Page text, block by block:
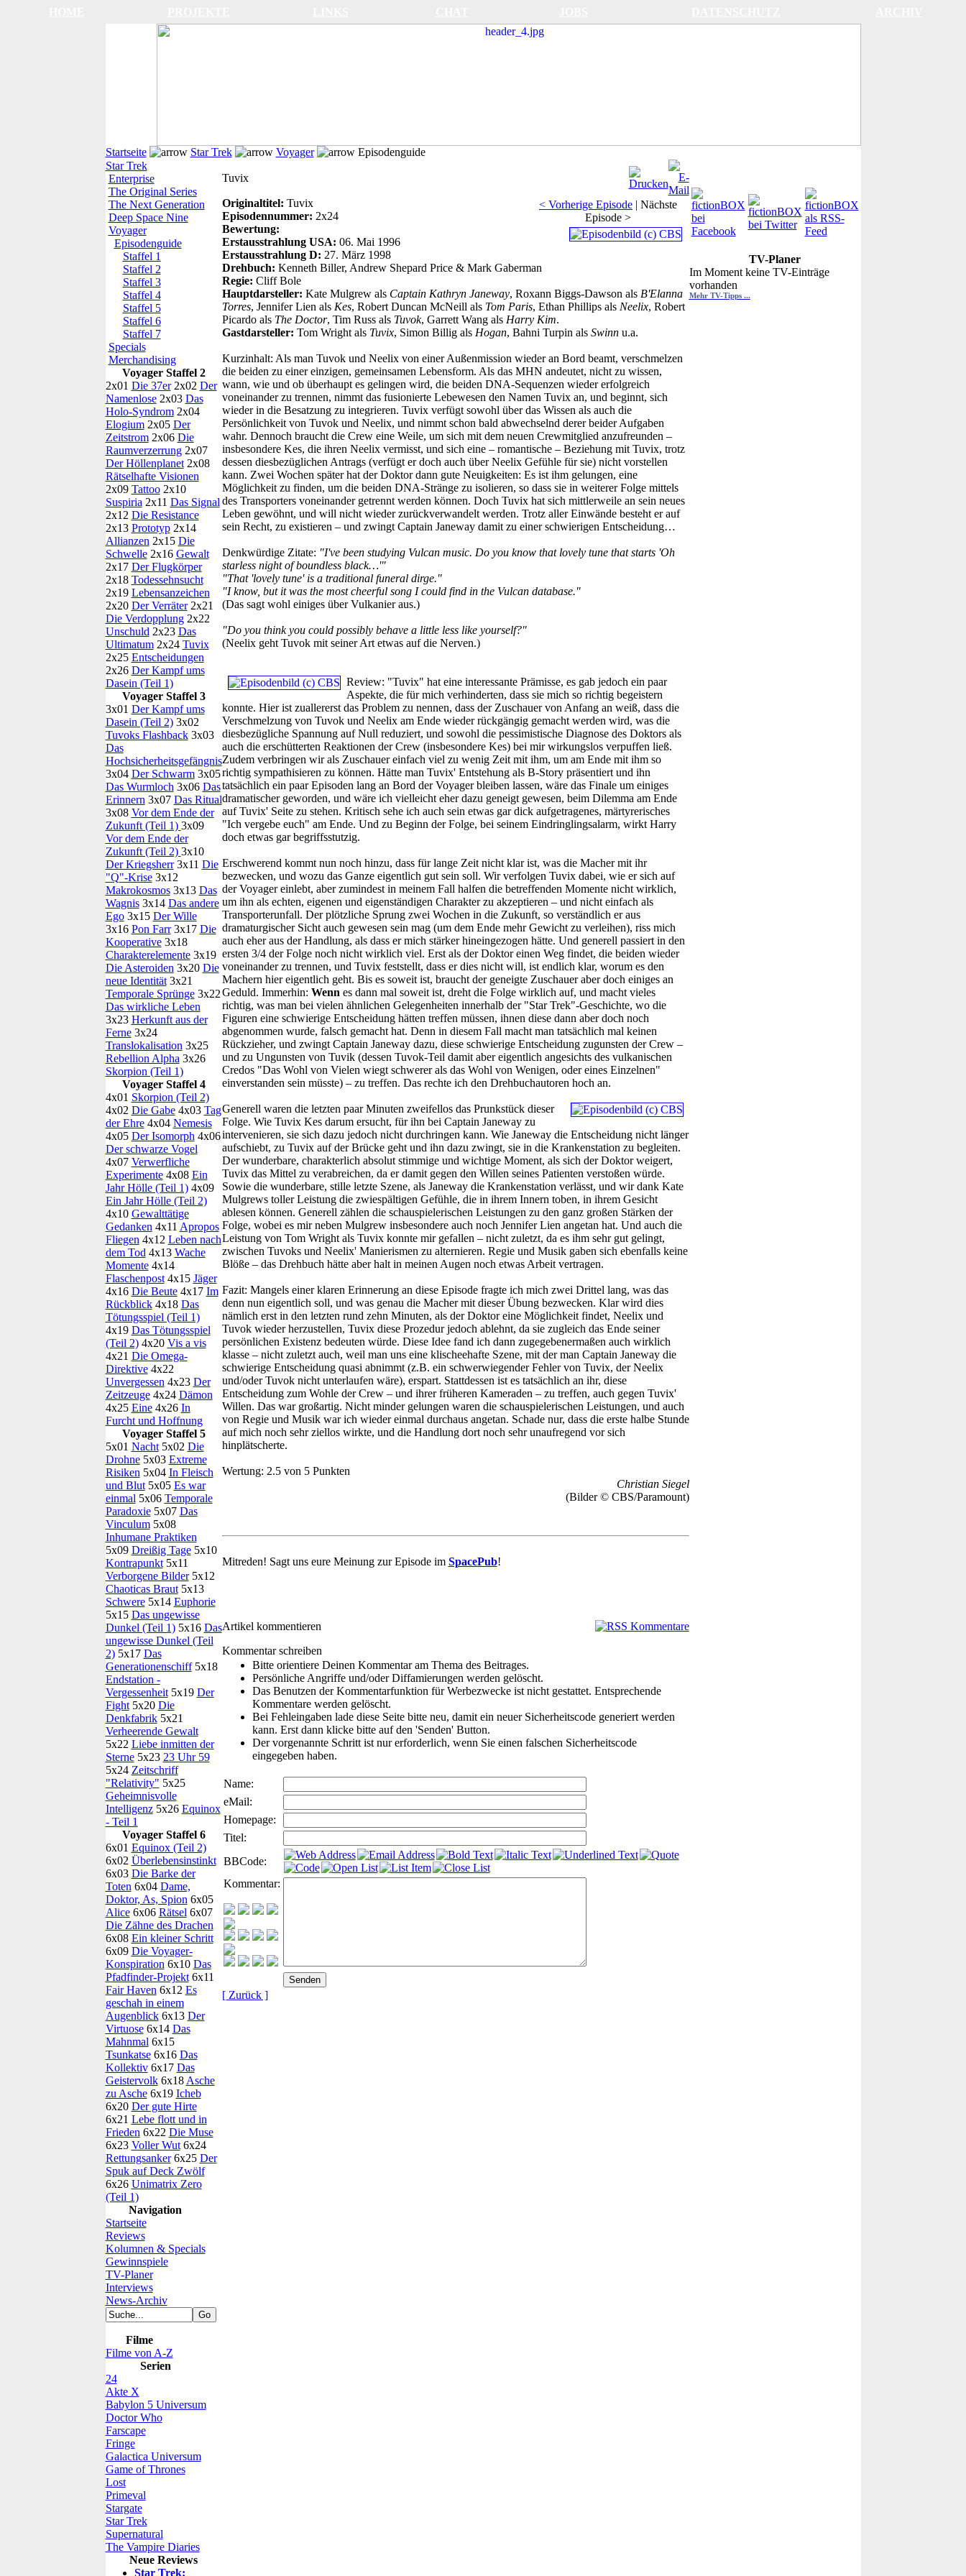
Startseite Star Trek Voyager
Episodenguide
Star Trek
Enterprise
The Original Series
The Next Generation
Deep Space Nine
Voyager
Episodenguide
Staffel 1
Staffel 2
Staffel 3
Staffel 4
Staffel 5
Staffel 6
Staffel 7
Specials
Merchandising
Voyager Staffel 2
2x01 Die 37er2x02 Der
Namenlose2x03 Das
Holo-Syndrom2x04
Elogium2x05 Der
Zeitstrom2x06 Die
Raumverzerrung2x07
Der Höllenplanet2x08
Rätselhafte Visionen
2x09 Tattoo2x10
Suspiria 2x11 Das Signal
2x12 Die Resistance
2x13 Prototyp2x14
Allianzen 2x15 Die
Schwelle2x16 Gewalt
2x17 Der Flugkörper
2x18 Todessehnsucht
2x19 Lebensanzeichen
2x20 Der Verräter2x21
Die Verdopplung2x22
Unschuld 2x23 Das
Ultimatum2x24 Tuvix
2x25 Entscheidungen
2x26 Der Kampf ums
Dasein (Teil 1)
Voyager Staffel 3
3x01 Der Kampf ums
Dasein (Teil 2)3x02
Tuvoks Flashback3x03
Das
Hochsicherheitsgefängnis
3x04 Der Schwarm3x05
Das Wurmloch 3x06 Das
Erinnern 3x07 Das Ritual
3x08 Vor dem Ende der
Zukunft (Teil 1) 3x09
Vor dem Ende der
Zukunft (Teil 2) 3x10
Der Kriegsherr3x11 Die
"Q"-Krise3x12
Makrokosmos3x13 Das
Wagnis3x14 Das andere
Ego3x15 Der Wille
3x16 Pon Farr3x17 Die
Kooperative3x18
Charakterelemente3x19
Die Asteroiden 3x20 Die
neue Identität3x21
Temporale Sprünge3x22
Das wirkliche Leben
3x23 Herkunft aus der
Ferne3x24
Translokalisation 3x25
Rebellion Alpha 3x26
Skorpion (Teil 1)
Voyager Staffel 4
4x01 Skorpion (Teil 2)
4x02 Die Gabe4x03 Tag
der Ehre4x04 Nemesis
4x05 Der Isomorph 4x06
Der schwarze Vogel
4x07 Verwerfliche
Experimente4x08 Ein
Jahr Hölle (Teil 1)4x09
Ein Jahr Hölle (Teil 2)
4x10 Gewalttätige
Gedanken 4x11 Apropos
Fliegen 4x12 Leben nach
dem Tod 4x13 Wache
Momente4x14
Flaschenpost4x15 Jäger
4x16 Die Beute4x17 Im
Rückblick4x18 Das
Tötungsspiel (Teil 1)
4x19 Das Tötungsspiel
(Teil 2)4x20 Vis a vis
4x21 Die Omega-
Direktive4x22
Unvergessen 4x23 Der
Zeitzeuge4x24 Dämon
4x25 Eine4x26 In
Furcht und Hoffnung
Voyager Staffel 5
5x01 Nacht5x02 Die
Drohne5x03 Extreme
Risiken 5x04 In Fleisch
und Blut5x05 Es war
einmal 5x06 Temporale
Paradoxie5x07 Das
Vinculum5x08
Inhumane Praktiken
5x09 Dreißig Tage5x10
Kontrapunkt5x11
Verborgene Bilder5x12
Chaoticas Braut5x13
Schwere5x14 Euphorie
5x15 Das ungewisse
Dunkel (Teil 1)5x16 Das
ungewisse Dunkel (Teil
2)5x17 Das
Generationenschiff5x18
Endstation -
Vergessenheit5x19 Der
Fight5x20 Die
Denkfabrik5x21
Verheerende Gewalt
5x22 Liebe inmitten der
Sterne5x23 23 Uhr 59
5x24 Zeitschriff
"Relativity" 5x25
Geheimnisvolle
Intelligenz5x26 Equinox
- Teil 1
Voyager Staffel 6
6x01 Equinox (Teil 2)
6x02 Überlebensinstinkt
6x03 Die Barke der
Toten 6x04 Dame,
Doktor, As, Spion 6x05
Alice6x06 Rätsel 6x07
Die Zähne des Drachen
6x08 Ein kleiner Schritt
6x09 Die Voyager-
Konspiration 6x10 Das
Pfadfinder-Projekt6x11
Fair Haven 6x12 Es
geschah in einem
Augenblick6x13 Der
Virtuose6x14 Das
Mahnmal 6x15
Tsunkatse6x16 Das
Kollektiv6x17 Das
Geistervolk6x18 Asche
zu Asche6x19 Icheb
6x20 Der gute Hirte
6x21 Lebe flott und in
Frieden 6x22 Die Muse
6x23 Voller Wut6x24
Rettungsanker6x25 Der
Spuk auf Deck Zwölf
6x26 Unimatrix Zero
(Teil 1)
Navigation
Startseite
Reviews
Kolumnen & Specials
Gewinnspiele
TV-Planer
Interviews
News-Archiv
Filme
Filme von A-Z
Serien
24
Akte X
Babylon 5 Universum
Doctor Who
Farscape
Fringe
Galactica Universum
Game of Thrones
Lost
Primeval
Stargate
Star Trek
Supernatural
The Vampire Diaries
Neue Reviews
Star Trek:
Tuvix
< Vorherige Episode | Nächste
Episode >
Originaltitel: Tuvix
Episodennummer: 2x24
Bewertung:
Erstausstrahlung USA: 06. Mai 1996
Erstausstrahlung D: 27. März 1998
Drehbuch: Kenneth Biller, Andrew Shepard Price & Mark Gaberman
Regie: Cliff Bole
Hauptdarsteller: Kate Mulgrew als Captain Kathryn Janeway, Roxann Biggs-Dawson als B'Elanna
Torres, Jennifer Lien als Kes, Robert Duncan McNeill als Tom Paris, Ethan Phillips als Neelix, Robert
Picardo als The Doctor, Tim Russ als Tuvok, Garrett Wang als Harry Kim.
Gastdarsteller: Tom Wright als Tuvix, Simon Billig als Hogan, Bahni Turpin als Swinnu.a.
Kurzinhalt: Als man Tuvok und Neelix von einer Außenmission wieder an Bord beamt, verschmelzen
die beiden zu einer einzigen, gemeinsamen Lebensform. Als das MHN andeutet, nicht zu wissen,
wann, wie und ob überhaupt es gelingen wird, die beiden DNA-Sequenzen wieder erfolgreich
voneinander zu trennen, nimmt das fusionierte Lebewesen den Namen Tuvix an, und beginnt, sich
wieder in die Besatzung zu integrieren. Tuvix verfügt sowohl über das Wissen als auch die
Persönlichkeit von Tuvok und Neelix, und nimmt schon bald abwechselnd derer beider Aufgaben
wahr. Dennoch braucht die Crew eine Weile, um sich mit dem neuen Crewmitglied anzufreunden –
insbesondere Kes, die ihren Neelix vermisst, und sich eine – romantische – Beziehung mit Tuvix, trotz
dessen diesbezüglichen Antrags (verfügt er doch auch über Neelix Gefühle für sie) nicht vorstellen
kann. Zwei Wochen später hat der Doktor dann gute Neuigkeiten: Es ist ihm gelungen, eine
Möglichkeit zu finden, um die beiden DNA-Stränge zu isolieren, so dass sie in weiterer Folge mittels
des Transporters voneinander getrennt werden können. Doch Tuvix hat sich mittlerweile an sein neues
Leben gewöhnt, und will nicht wieder zurückverwandelt werden. Trotz aller Einwände besteht er auf
sein Recht, zu existieren – und zwingt Captain Janeway damit zu einer schwierigen Entscheidung…
Denkwürdige Zitate: "I've been studying Vulcan music. Do you know that lovely tune that starts 'Oh
starless night of boundless black…'"
"That 'lovely tune' is a traditional funeral dirge."
"I know, but it was the most cheerful song I could find in the Vulcan database."
(Das sagt wohl einiges über Vulkanier aus.)
"Do you think you could possibly behave a little less like yourself?"
(Neelix geht Tuvok mit seiner Art etwas auf die Nerven.)
Review: "Tuvix" hat eine interessante Prämisse, es gab jedoch ein paar
Aspekte, die für mich verhinderten, dass sie mich so richtig begeistern
konnte. Hier ist zuallererst das Problem zu nennen, dass der Zuschauer von Anfang an weiß, dass die
Verschmelzung von Tuvok und Neelix am Ende wieder rückgängig gemacht werden wird, was die
diesbezügliche Spannung auf Null reduziert, und sowohl die pessimistische Diagnose des Doktors als
auch die erschütterten Reaktionen der Crew (insbesondere Kes) bei mir wirkungslos verpuffen ließ.
Zudem verbringen wir als Zuschauer einfach viel zu wenig Zeit mit ihm, um am Ende mit ihm so
richtig sympathisieren zu können. Hätte man Tuvix' Entstehung als B-Story präsentiert und ihn
tatsächlich ein paar Episoden lang an Bord der Voyager bleiben lassen, wäre das Finale um einiges
dramatischer geworden, und wäre ich vielleicht eher dazu geneigt gewesen, beim Dilemma am Ende
auf Tuvix' Seite zu stehen. Kritisch sehe ich auch sein etwas gar dick aufgetragenes, märtyrerisches
"Ich vergebe euch" am Ende. Und zu Beginn der Folge, bei seinem Eindringlingsalarm, wirkt Harry
doch etwas gar begriffsstutzig.
Erschwerend kommt nun noch hinzu, dass für lange Zeit nicht klar ist, was die Macher mit ihr
bezwecken, und wozu das Ganze eigentlich gut sein soll. Wir verfolgen Tuvix dabei, wie er sich auf
der Voyager einlebt, aber zumindest in meinem Fall halfen die betreffenden Momente nicht wirklich,
um ihn als echten, eigenen und eigenständigen Charakter zu akzeptieren – und nicht einfach als
Transporterunfall. Der plötzliche Sprung zwei Wochen in die Zukunft, so verständlich er aus
dramaturgischer Sicht auch gewesen sein mag (um dem Ende mehr Gewicht zu verleihen), riss mich
auch eher aus der Handlung, als dass er mich stärker hineingezogen hätte. Und generell passiert in den
ersten 3/4 der Folge noch nicht wirklich viel. Erst als der Doktor einen Weg findet, die beiden wieder
voneinander zu trennen, und Tuvix feststellt, dass er dies nicht will, ist endlich klar, worum es den
Machern hier eigentlich geht. Bis es soweit ist, braucht der geneigte Zuschauer aber doch einiges an
Geduld. Immerhin: Wenn es dann mal soweit ist, dreht die Folge wirklich auf, und macht vieles
richtig, was man bei vielen ähnlichen Gelegenheiten innerhalb der "Star Trek"-Geschichte, wo die
Figuren eine schwierige Entscheidung hätten treffen müssen, ihnen diese dann aber doch noch
abgenommen wurde, falsch gemacht hat. Denn in diesem Fall macht man tatsächlich mal keinen
Rückzieher, und zwingt Captain Janeway dazu, diese schwierige Entscheidung zugunsten der Crew –
und zu Ungunsten von Tuvik (dessen Tuvok-Teil damit aber eigentlich angesichts des vulkanischen
Credos "Das Wohl von Vielen wiegt schwerer als das Wohl von Wenigen, oder eines Einzelnen"
einverstanden sein müsste) – zu treffen. Das rechte ich den Drehbuchautoren hoch an.
Generell waren die letzten paar Minuten zweifellos das Prunkstück dieser
Folge. Wie Tuvix Kes darum ersucht, für ihn bei Captain Janeway zu
intervenieren, sie sich dazu jedoch nicht durchringen kann. Wie Janeway die Entscheidung nicht länger
aufschiebt, zu Tuvix auf der Brücke geht und ihn dazu zwingt, sie in die Krankenstation zu begleiten.
Der wunderbare, charakterlich absolut stimmige und wichtige Moment, als sich der Doktor weigert,
Tuvix das Mittel zu verabreichen, da er damit gegen den Willen seines Patienten verstoßen würde.
Sowie die wunderbare, stille letzte Szene, als Janeway die Krankenstation verlässt, und wir dank Kate
Mulgrews toller Leistung die zwiespältigen Gefühle, die in ihrem Innern toben, in ihrem Gesicht
ablesen können. Generell zählen die schauspielerischen Leistungen zu den ganz großen Stärken der
Folge, wobei es mir neben Mulgrew insbesondere auch noch Jennifer Lien angetan hat. Und auch die
Leistung von Tom Wright als Tuvix konnte mir gefallen – nicht zuletzt, da es ihm sehr gut gelingt,
zwischen Tuvoks und Neelix' Manierismen zu alternieren. Regie und Musik gaben sich ebenfalls keine
Blöße – das Drehbuch hätte aber halt in meinen Augen noch etwas Arbeit vertragen.
Fazit: Mangels einer klaren Erinnerung an diese Episode fragte ich mich zwei Drittel lang, was das
denn nun eigentlich soll, und was genau die Macher mit dieser Übung bezwecken. Klar wird dies
nämlich erst in den letzten rund zehn Minuten, als der Doktor eine Möglichkeit findet, Neelix und
Tuvok wieder herzustellen, Tuvix diese Prozedur jedoch ablehnt, da sie zugleich das Ende seiner
persönlichen Existenz bedeuten würde. Diese Idee fand ich dann zugegebenermaßen auch wirklich
klasse – nicht zuletzt auch, weil man uns eine klischeehafte Szene, mit der man Captain Janeway die
schwierige Entscheidung quasi abnimmt (z.B. ein schwerwiegender Fehler von Tuvix, der Neelix
und/oder Tuvok nicht unterlaufen wäre), erspart. Stattdessen ist es tatsächlich an ihr, diese
Entscheidung zum Wohle der Crew – und ihrer früheren Kameraden – zu treffen, auch gegen Tuvix'
Willen. Das war großartig. Nicht minder gelungen waren die schauspielerischen Leistungen, und auch
von Regie und Musik war ich wieder einmal durchaus angetan. Schade nur, dass die erste halbe Stunde
auf mich noch sehr ziellos wirkte, und die Handlung dort noch sehr unaufregend vor sich
hinplätscherte.
Wertung: 2.5 von 5 Punkten
Christian Siegel
(Bilder © CBS/Paramount)
Mitreden! Sagt uns eure Meinung zur Episode im SpacePub!
Artikel kommentieren
Kommentar schreiben
Bitte orientiere Deinen Kommentar am Thema des Beitrages.
Persönliche Angriffe und/oder Diffamierungen werden gelöscht.
Das Benutzen der Kommentarfunktion für Werbezwecke ist nicht gestattet. Entsprechende
Kommentare werden gelöscht.
Bei Fehleingaben lade diese Seite bitte neu, damit ein neuer Sicherheitscode generiert werden
kann. Erst dann klicke bitte auf den 'Senden' Button.
Der vorgenannte Schritt ist nur erforderlich, wenn Sie einen falschen Sicherheitscode
eingegeben haben.
Name:
eMail:
Homepage:
Titel:
BBCode:
Kommentar:
[ Zurück ]
TV-Planer
Im Moment keine TV-Einträge
vorhanden
Mehr TV-Tipps ...